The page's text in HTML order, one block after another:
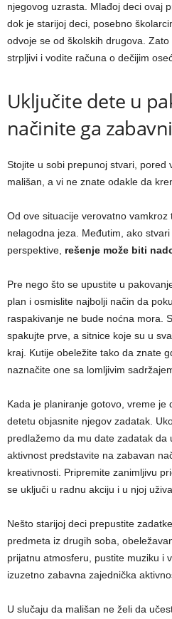
njegovog uzrasta. Mlađoj deci ovaj
dok je starijoj deci, posebno
odvoje se od školskih drugova.
strpljivi i vodite računa o dečijim
Uključite dete u
načinite ga
Stojite u sobi prepunoj stvari, pored
mališan, a vi ne znate odakle da
Od ove situacije verovatno vamkroz
nelagodna jeza. Međutim, ako
perspektive, rešenje može biti
Pre nego što se upustite u
plan i osmislite najbolji način da
raspakivanje ne bude noćna mora.
spakujte prve, a sitnice koje su u
kraj. Kutije obeležite tako da znate
naznačite one sa lomljivim
Kada je planiranje gotovo, vreme je
detetu objasnite njegov zadatak.
predlažemo da mu date zadatak da
aktivnost predstavite na zabavan
kreativnosti. Pripremite zanimljivu
se uključi u radnu akciju i u njoj
Nešto starijoj deci prepustite
predmeta iz drugih soba,
prijatnu atmosferu, pustite muziku i
izuzetno zabavna zajednička
U slučaju da mališan ne želi da